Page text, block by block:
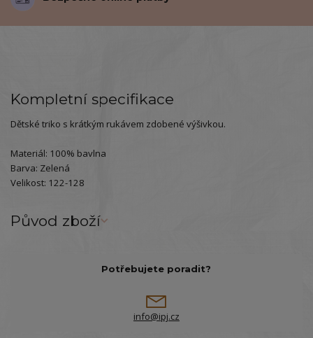
Kompletní specifikace
Dětské triko s krátkým rukávem zdobené výšivkou.
Materiál: 100% bavlna
Barva: Zelená
Velikost: 122-128
Původ zboží
Potřebujete poradit?
info@ipj.cz